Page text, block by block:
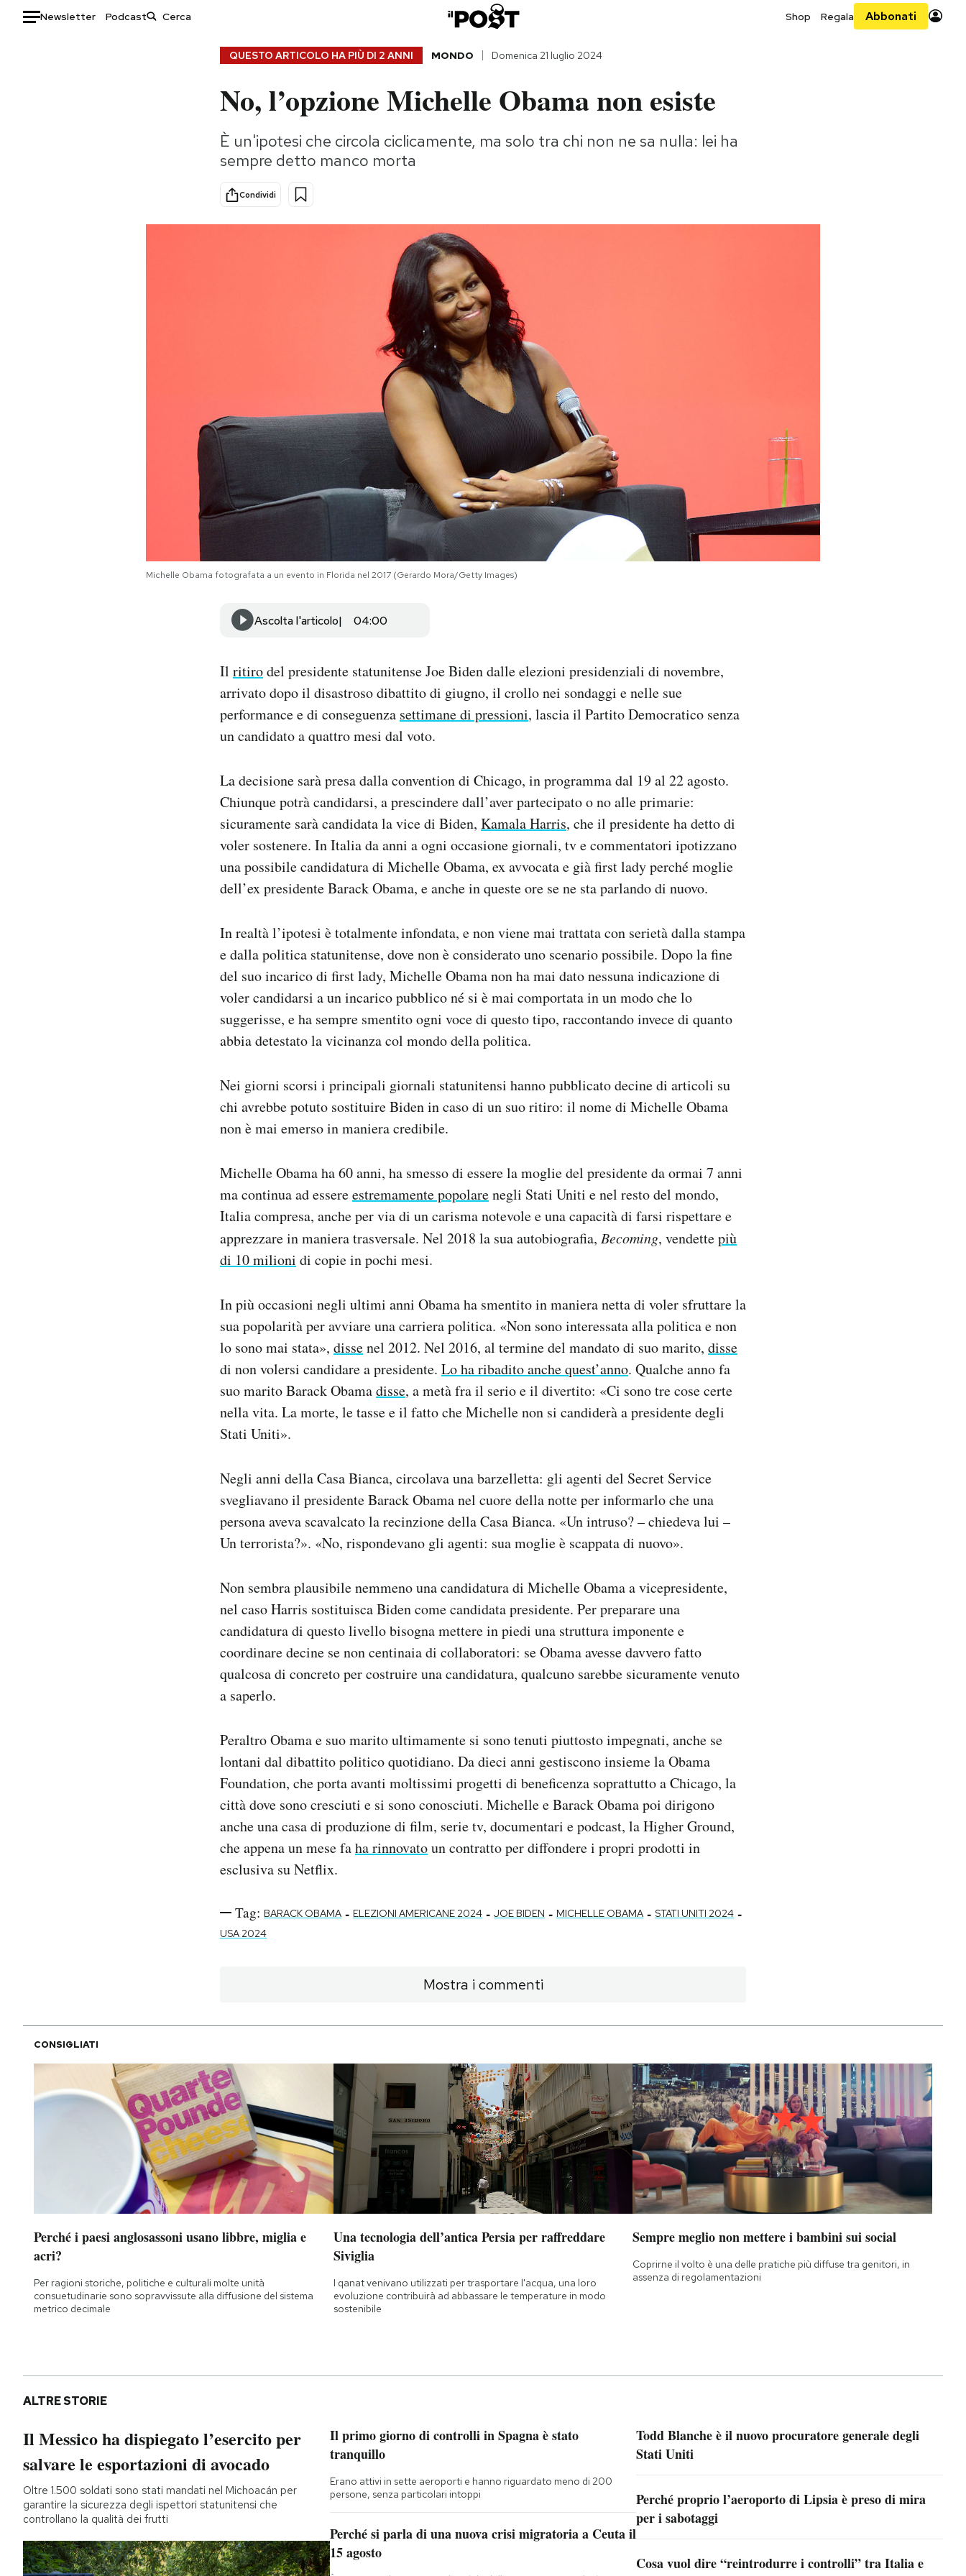
Newsletter Podcast Shop Regala Abbonati
Consumismi
Storie/Idee
Ok Boomer!
Media
QUESTO ARTICOLO HA PIÙ DI 2 ANNI MONDO Domenica 21 luglio 2024
No, l’opzione Michelle Obama non esiste
È un'ipotesi che circola ciclicamente, ma solo tra chi non ne sa nulla: lei ha
sempre detto manco morta
Condividi
Michelle Obama fotografata a un evento in Florida nel 2017 (Gerardo Mora/Getty Images)
Ascolta l'articolo 04:00
Il ritirodel presidente statunitense Joe Biden dalle elezioni presidenziali di novembre,
arrivato dopo il disastroso dibattito di giugno, il crollo nei sondaggi e nelle sue
performance e di conseguenza settimane di pressioni, lascia il Partito Democratico senza
un candidato a quattro mesi dal voto.
La decisione sarà presa dalla convention di Chicago, in programma dal 19 al 22 agosto.
Chiunque potrà candidarsi, a prescindere dall’aver partecipato o no alle primarie:
sicuramente sarà candidata la vice di Biden, Kamala Harris, che il presidente ha detto di
voler sostenere. In Italia da anni a ogni occasione giornali, tv e commentatori ipotizzano
una possibile candidatura di Michelle Obama, ex avvocata e già first lady perché moglie
dell’ex presidente Barack Obama, e anche in queste ore se ne sta parlando di nuovo.
In realtà l’ipotesi è totalmente infondata, e non viene mai trattata con serietà dalla stampa
e dalla politica statunitense, dove non è considerato uno scenario possibile. Dopo la fine
del suo incarico di first lady, Michelle Obama non ha mai dato nessuna indicazione di
voler candidarsi a un incarico pubblico né si è mai comportata in un modo che lo
suggerisse, e ha sempre smentito ogni voce di questo tipo, raccontando invece di quanto
abbia detestato la vicinanza col mondo della politica.
Nei giorni scorsi i principali giornali statunitensi hanno pubblicato decine di articoli su
chi avrebbe potuto sostituire Biden in caso di un suo ritiro: il nome di Michelle Obama
non è mai emerso in maniera credibile.
Michelle Obama ha 60 anni, ha smesso di essere la moglie del presidente da ormai 7 anni
ma continua ad essereestremamente popolarenegli Stati Uniti e nel resto del mondo,
Italia compresa, anche per via di un carisma notevole e una capacità di farsi rispettare e
apprezzare in maniera trasversale. Nel 2018 la sua autobiografia, Becoming, vendettepiù
di 10 milioni di copie in pochi mesi.
In più occasioni negli ultimi anni Obama ha smentito in maniera netta di voler sfruttare la
sua popolarità per avviare una carriera politica. «Non sono interessata alla politica e non
lo sono mai stata», dissenel 2012. Nel 2016, al termine del mandato di suo marito, disse
di non volersi candidare a presidente. Lo ha ribadito anche quest’anno. Qualche anno fa
suo marito Barack Obamadisse, a metà fra il serio e il divertito: «Ci sono tre cose certe
nella vita. La morte, le tasse e il fatto che Michelle non si candiderà a presidente degli
Stati Uniti».
Negli anni della Casa Bianca, circolava una barzelletta: gli agenti del Secret Service
svegliavano il presidente Barack Obama nel cuore della notte per informarlo che una
persona aveva scavalcato la recinzione della Casa Bianca. «Un intruso? – chiedeva lui –
Un terrorista?». «No, rispondevano gli agenti: sua moglie è scappata di nuovo».
Non sembra plausibile nemmeno una candidatura di Michelle Obama a vicepresidente,
nel caso Harris sostituisca Biden come candidata presidente. Per preparare una
candidatura di questo livello bisogna mettere in piedi una struttura imponente e
coordinare decine se non centinaia di collaboratori: se Obama avesse davvero fatto
qualcosa di concreto per costruire una candidatura, qualcuno sarebbe sicuramente venuto
a saperlo.
Peraltro Obama e suo marito ultimamente si sono tenuti piuttosto impegnati, anche se
lontani dal dibattito politico quotidiano. Da dieci anni gestiscono insieme la Obama
Foundation, che porta avanti moltissimi progetti di beneficenza soprattutto a Chicago, la
città dove sono cresciuti e si sono conosciuti. Michelle e Barack Obama poi dirigono
anche una casa di produzione di film, serie tv, documentari e podcast, la Higher Ground,
che appena un mese faha rinnovatoun contratto per diffondere i propri prodotti in
esclusiva su Netflix.
Tag: BARACK OBAMA - ELEZIONI AMERICANE 2024 - JOE BIDEN - MICHELLE OBAMA - STATI UNITI 2024 -
USA 2024
Mostra i commenti
CONSIGLIATI
Perché i paesi anglosassoni usano libbre, miglia e
acri?
Per ragioni storiche, politiche e culturali molte unità
consuetudinarie sono sopravvissute alla diffusione del sistema
metrico decimale
Una tecnologia dell’antica Persia per raffreddare
Siviglia
I qanat venivano utilizzati per trasportare l'acqua, una loro
evoluzione contribuirà ad abbassare le temperature in modo
sostenibile
Sempre meglio non mettere i bambini sui social
Coprirne il volto è una delle pratiche più diffuse tra genitori, in
assenza di regolamentazioni
ALTRE STORIE
Il Messico ha dispiegato l’esercito per
salvare le esportazioni di avocado
Oltre 1.500 soldati sono stati mandati nel Michoacán per
garantire la sicurezza degli ispettori statunitensi che
controllano la qualità dei frutti
Il primo giorno di controlli in Spagna è stato
tranquillo
Erano attivi in sette aeroporti e hanno riguardato meno di 200
persone, senza particolari intoppi
Perché si parla di una nuova crisi migratoria a Ceuta il
15 agosto
Todd Blanche è il nuovo procuratore generale degli
Stati Uniti
Perché proprio l’aeroporto di Lipsia è preso di mira
per i sabotaggi
Cosa vuol dire “reintrodurre i controlli” tra Italia e